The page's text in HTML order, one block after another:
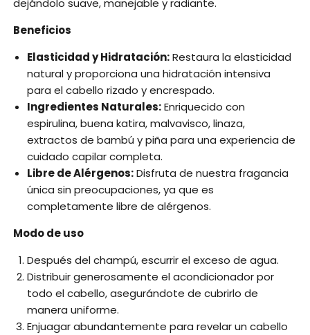
dejándolo suave, manejable y radiante.
Beneficios
Elasticidad y Hidratación:Restaura la elasticidad
natural y proporciona una hidratación intensiva
para el cabello rizado y encrespado.
Ingredientes Naturales:Enriquecido con
espirulina, buena katira, malvavisco, linaza,
extractos de bambú y piña para una experiencia de
cuidado capilar completa.
Libre de Alérgenos:Disfruta de nuestra fragancia
única sin preocupaciones, ya que es
completamente libre de alérgenos.
Modo de uso
Después del champú, escurrir el exceso de agua.
Distribuir generosamente el acondicionador por
todo el cabello, asegurándote de cubrirlo de
manera uniforme.
Enjuagar abundantemente para revelar un cabello